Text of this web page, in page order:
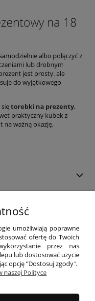
na 18
albo połączyć z
lub drobnym
jest prosty, ale
do wyjątkowego
torebki na prezenty.
praktyczny kubek z
na ważną okazję.
umożliwiają poprawne
ofertę do Twoich
przez nas
lub dostosować użycie
opcję "Dostosuj zgody".
naszej Polityce